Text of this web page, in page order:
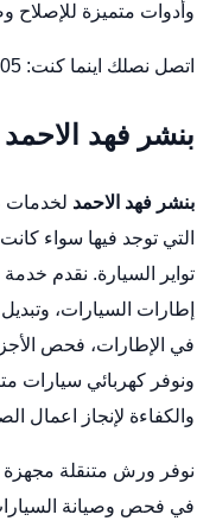
وأدوات متميزة للإصلاح
اتصل نصلك اينما كنت:
بنشر فهد الاحمد
بنشر فهد الاحمد لخدمات
التي توجد فيها سواء
تواير السيارة. نقدم
إطارات السيارات،
في الإطارات، فحص
ونوفر كهربائي سيارات
والكفاءة لإنجاز اعمال
نوفر ورش متنقلة مجهزة
في فحص وصيانة